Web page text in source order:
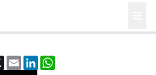
X EmailLinkedIn